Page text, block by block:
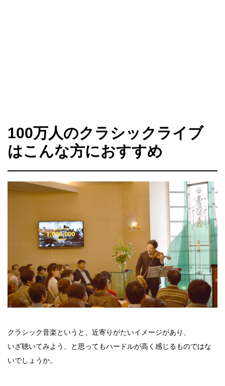
100万人のクラシックライブ
はこんな方におすすめ
クラシック音楽というと、近寄りがたいイメージがあり、
いざ聴いてみよう、と思ってもハードルが高く感じるものではな
いでしょうか。